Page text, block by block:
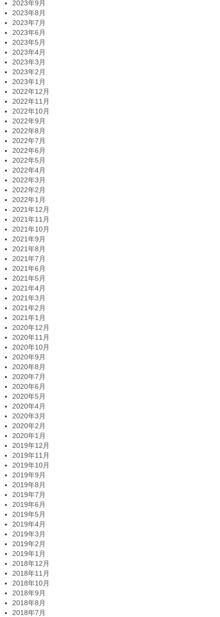
2023年9月
2023年8月
2023年7月
2023年6月
2023年5月
2023年4月
2023年3月
2023年2月
2023年1月
2022年12月
2022年11月
2022年10月
2022年9月
2022年8月
2022年7月
2022年6月
2022年5月
2022年4月
2022年3月
2022年2月
2022年1月
2021年12月
2021年11月
2021年10月
2021年9月
2021年8月
2021年7月
2021年6月
2021年5月
2021年4月
2021年3月
2021年2月
2021年1月
2020年12月
2020年11月
2020年10月
2020年9月
2020年8月
2020年7月
2020年6月
2020年5月
2020年4月
2020年3月
2020年2月
2020年1月
2019年12月
2019年11月
2019年10月
2019年9月
2019年8月
2019年7月
2019年6月
2019年5月
2019年4月
2019年3月
2019年2月
2019年1月
2018年12月
2018年11月
2018年10月
2018年9月
2018年8月
2018年7月